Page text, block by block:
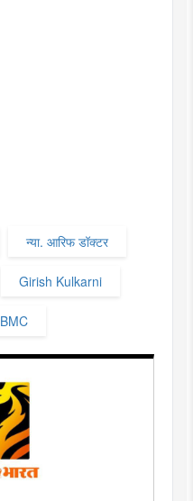
न्या. आरिफ डॉक्टर
Girish Kulkarni
BMC